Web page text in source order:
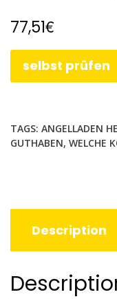
77,51€
selbst prüfen
TAGS: ANGELLADEN
GUTHABEN, WELCHE
Description